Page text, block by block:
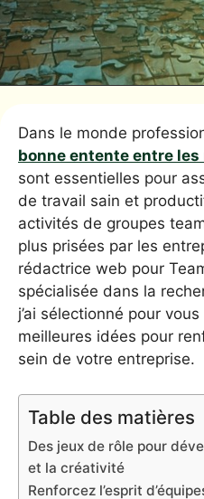
Dans le monde
bonne entente entre les
sont essentielles pour
de travail sain et
activités de groupes
plus prisées par les
rédactrice web pour
spécialisée dans la
j’ai sélectionné pour
meilleures idées pour
sein de votre entreprise.
Table des matières
Des jeux de rôle pour
et la créativité
Renforcez l’esprit